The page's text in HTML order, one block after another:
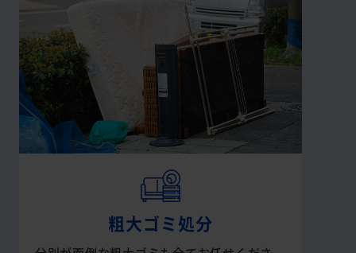
粗大ゴミ処分